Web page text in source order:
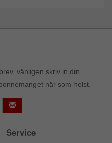
vänligen skriv in din
när som helst.
Service